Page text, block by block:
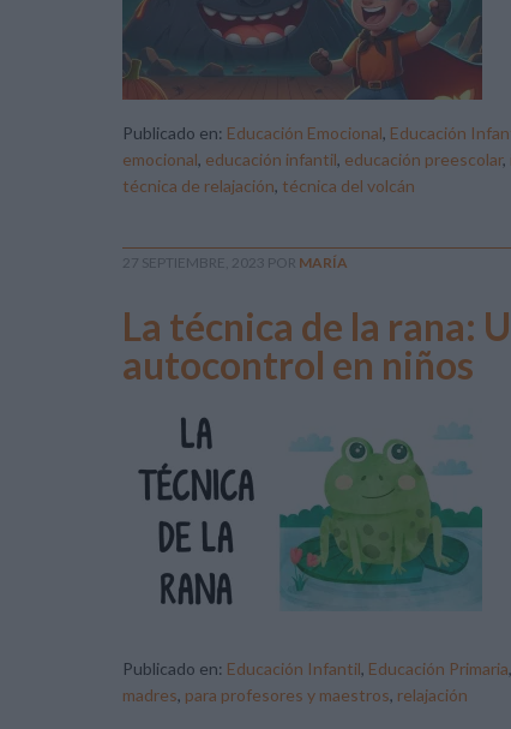
Publicado en: Educación Emocional, Educación
emocional, educación infantil, educación preescolar,
técnica de relajación, técnica del volcán
27 SEPTIEMBRE, 2023 POR MARÍA
La técnica de la rana:
autocontrol en niños
Publicado en: Educación Infantil, Educación Primaria,
madres, para profesores y maestros, relajación